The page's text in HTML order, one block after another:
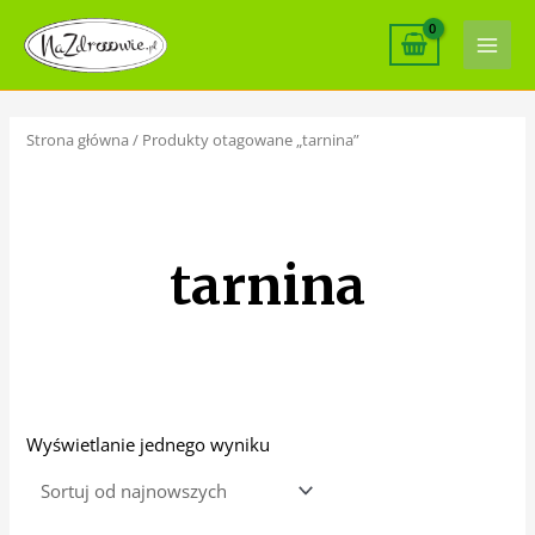
content
Main
Strona główna / Produkty otagowane „tarnina”
tarnina
Wyświetlanie jednego wyniku